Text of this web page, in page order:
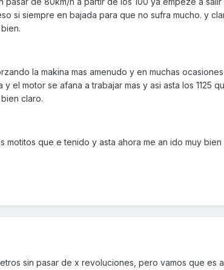
si siempre en bajada para que no sufra mucho. y
la makina mas amenudo y en muchas
el motor se afana a trabajar mas y asi asta los 1125
claro.
que e tenido y asta ahora me an ido muy bien
sin pasar de x revoluciones, pero vamos que es